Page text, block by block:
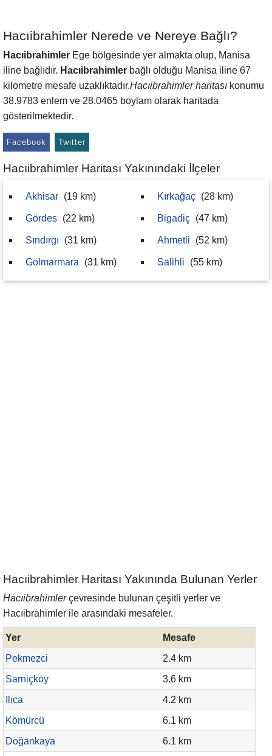
Hacıibrahimler Nerede ve Nereye Bağlı?
Hacıibrahimler Ege bölgesinde yer almakta olup, Manisa
iline bağlıdır. Hacıibrahimler bağlı olduğu Manisa iline 67
kilometre mesafe uzaklıktadır.Hacıibrahimler haritası konumu
38.9783 enlem ve 28.0465 boylam olarak haritada
gösterilmektedir.
Facebook Twitter
Hacıibrahimler Haritası Yakınındaki İlçeler
Akhisar (19 km)
Gördes (22 km)
Sındırgı (31 km)
Gölmarmara (31 km)
Kırkağaç (28 km)
Bigadiç (47 km)
Ahmetli (52 km)
Salihli (55 km)
Hacıibrahimler Haritası Yakınında Bulunan Yerler
Hacıibrahimlerçevresinde bulunan çeşitli yerler ve
Hacıibrahimler ile arasındaki mesafeler.
Yer
Mesafe
Pekmezci
2.4 km
Sarniçköy
3.6 km
Ilıca
4.2 km
Kömürcü
6.1 km
Doğankaya
6.1 km